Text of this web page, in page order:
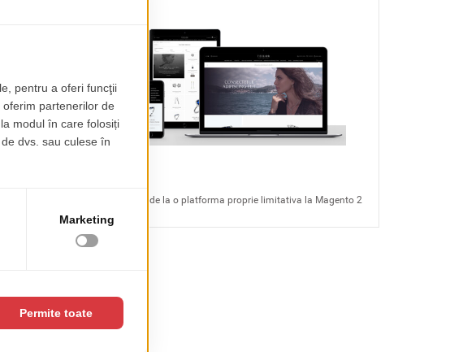
Actualizarea de la o platforma proprie limitativa la Magento 2